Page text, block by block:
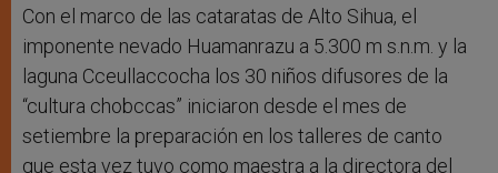
Con el marco de las cataratas de Alto Sihua, el
imponente nevado Huamanrazu a 5.300 m s.n.m. y la
laguna Cceullaccocha los 30 niños difusores de la
“cultura chobccas” iniciaron desde el mes de
setiembre la preparación en los talleres de canto
que esta vez tuvo como maestra a la directora del